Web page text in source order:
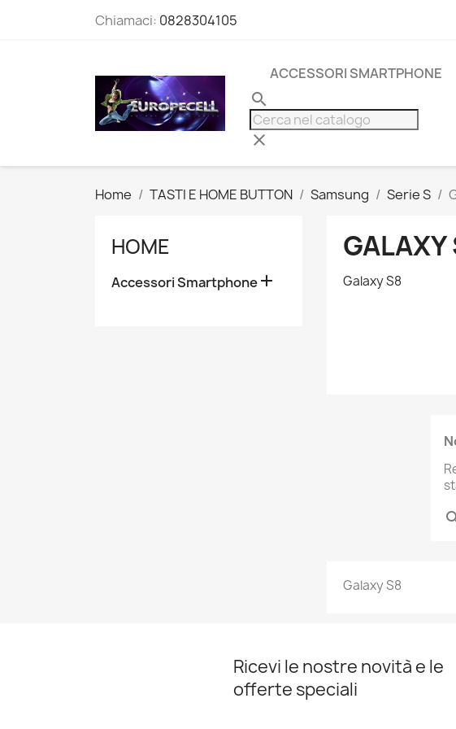
Chiamaci: 0828304105
ACCESSORI SMARTPHONE
search
clear
Home TASTI E HOME BUTTON Samsung Serie S
HOME
Accessori Smartphone
GALAXY
Galaxy S8
Galaxy S8
Ricevi le nostre novità e le
offerte speciali